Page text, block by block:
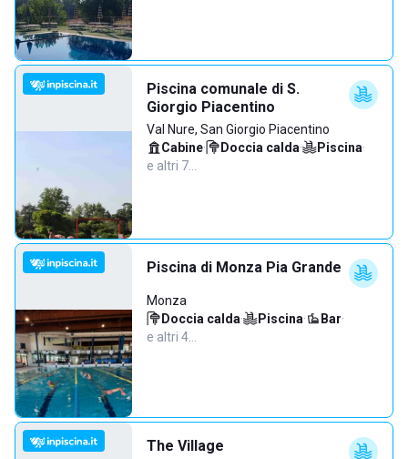
Piscina comunale di S.
Giorgio Piacentino
Val Nure, San Giorgio Piacentino
Cabine· Doccia calda· Piscina·
e altri 7…
Piscina di Monza Pia Grande
Monza
Doccia calda· Piscina· Bar·
e altri 4…
The Village